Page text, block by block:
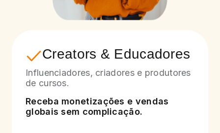
Creators & Educadores
Influenciadores, criadores e produtores
de cursos.
Receba monetizações e vendas
globais sem complicação.